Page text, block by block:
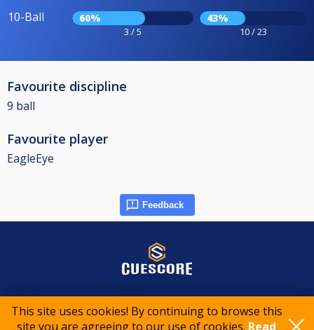
This site uses cookies! By continuing to browse this
site you are agreeing to our use of cookies. Read
10-Ball 60%
3 / 5
43%
10 / 23
Favourite discipline
9 ball
Favourite player
EagleEye
Feedback
© 2015-2026 CueScore International